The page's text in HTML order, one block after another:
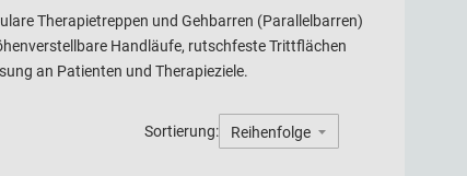
Therapietreppen und Gehbarren (Parallelbarren)
Handläufe, rutschfeste Trittflächen
an Patienten und Therapieziele.
Sortierung: